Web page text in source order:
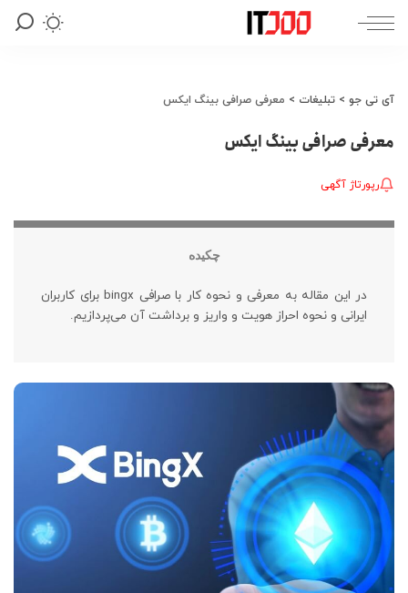
آی تی جو > تبلیغات > معرفی صرافی بینگ ایکس
معرفی صرافی بینگ ایکس
رپورتاژ آگهی
چکیده
در این مقاله به معرفی و نحوه کار با صرافی bingx برای کاربران
ایرانی و نحوه احراز هویت و واریز و برداشت آن می‌پردازیم.